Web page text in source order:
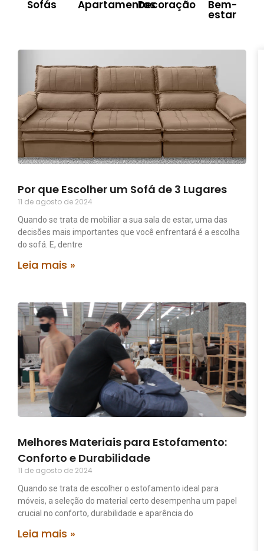
Sofás ApartamentosDecoração Bem-
estar
Por que Escolher um Sofá de 3 Lugares
11 de agosto de 2024
Quando se trata de mobiliar a sua sala de estar, uma das
decisões mais importantes que você enfrentará é a escolha
do sofá. E, dentre
Leia mais »
Melhores Materiais para Estofamento:
Conforto e Durabilidade
11 de agosto de 2024
Quando se trata de escolher o estofamento ideal para
móveis, a seleção do material certo desempenha um papel
crucial no conforto, durabilidade e aparência do
Leia mais »